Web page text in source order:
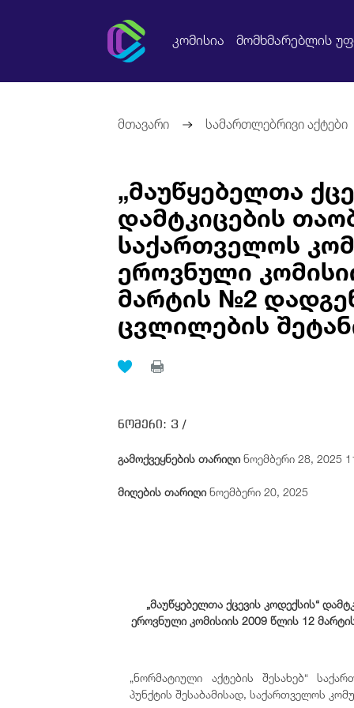
კომისია მომხმარებლის
მთავარი სამართლებრივი აქტები
„მაუწყებელთა
დამტკიცების
საქართველოს
ეროვნული
მარტის №2
ცვლილების
ნომერი: 3 /
გამოქვეყნების თარიღინოემბერი 28, 2025
მიღების თარიღინოემბერი 20, 2025
„მაუწყებელთა ქცევის კოდექსის“
ეროვნული კომისიის 2009 წლის 12
„ნორმატიული აქტების შესახებ“
პუნქტის შესაბამისად, საქართველოს